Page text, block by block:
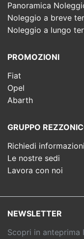
Panoramica
Noleggio a breve
Noleggio a lungo
PROMOZIONI
Fiat
Opel
Abarth
GRUPPO
Richiedi informazioni
Le nostre sedi
Lavora con noi
NEWSLETTER
Scopri in anteprima